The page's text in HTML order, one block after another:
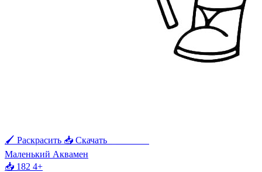
🖌 Раскрасить 📥 Скачать
Маленький Аквамен
📥 182 4+